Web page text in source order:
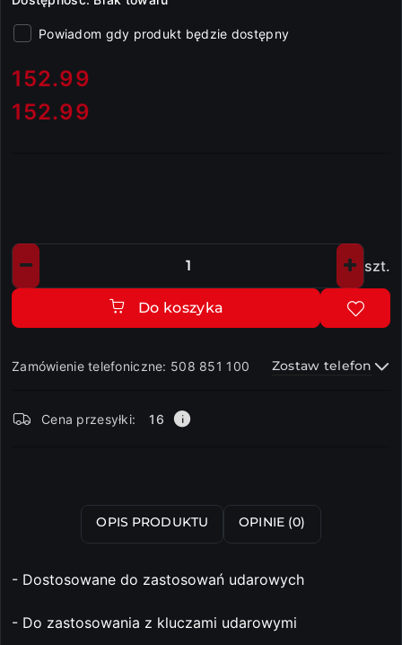
Powiadom gdy produkt będzie dostępny
cena:
152.99
Cena:
152.99
Ilość szt.
Do koszyka
Zamówienie telefoniczne: 508 851 100 Zostaw telefon
i
Cena przesyłki: 16
OPIS PRODUKTU OPINIE (0)
- Dostosowane do zastosowań udarowych
- Do zastosowania z kluczami udarowymi